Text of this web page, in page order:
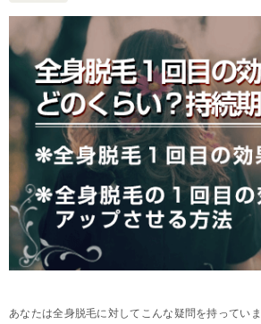
あなたは全身脱毛に対してこんな疑問を持ってい